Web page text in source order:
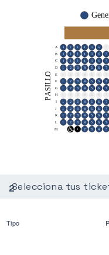
A 1 2 3 4 5 6
B
2 3 4 5 6 7
C 2 3 4 5 6 7
D
2 3 4 5 6 7
E 1 2 3 4 5 6 7
F 1 2 3 4 5 6 7
G
1 2 3 4 5 6 7
H 2 4 5 7
2 3 4 5 6 7
J 1 2 3 4 5 6 7
K
1 2 3 4 5 6 7
L
1 2 3 4 5 6 7
M
0 1 2 3 4 5
PASILLO
Selecciona tus
2
Tipo